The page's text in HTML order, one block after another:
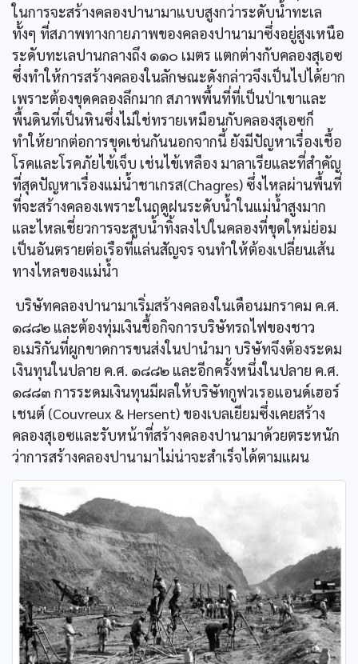
ในการจะสร้างคลองปานามาแบบสูงกว่าระดับนํ้าทะเล
ทั้งๆ ที่สภาพทางกายภาพของคลองปานามาซึ่งอยู่สูงเหนือ
ระดับทะเลปานกลางถึง ๑๑๐ เมตร แตกต่างกับคลองสุเอซ
ซึ่งทำให้การสร้างคลองในลักษณะดังกล่าวจึงเป็นไปได้ยาก
เพราะต้องขุดคลองลึกมาก สภาพพื้นที่ที่เป็นป่าเขาและ
พื้นดินที่เป็นหินซึ่งไม่ใช่ทรายเหมือนกับคลองสุเอซก็
ทำให้ยากต่อการขุดเช่นกันนอกจากนี้ ยังมีปัญหาเรื่องเชื้อ
โรคและโรคภัยไข้เจ็บ เช่นไข้เหลือง มาลาเรียและที่สำคัญ
ที่สุดปัญหาเรื่องแม่น้ำชาเกรส(Chagres) ซึ่งไหลผ่านพื้นที่
ที่จะสร้างคลองเพราะในฤดูฝนระดับน้ำในแม่นํ้าสูงมาก
และไหลเชี่ยวการจะสูบนํ้าทิ้งลงไปในคลองที่ขุดใหม่ย่อม
เป็นอันตรายต่อเรือที่แล่นสัญจร จนทำให้ต้องเปลี่ยนเส้น
ทางไหลของแม่นํ้า
บริษัทคลองปานามาเริ่มสร้างคลองในเดือนมกราคม ค.ศ.
๑๘๘๒ และต้องทุ่มเงินชื้อกิจการบริษัทรถไฟของชาว
อเมริกันที่ผูกขาดการขนส่งในปานำมา บริษัทจึงต้องระดม
เงินทุนในปลาย ค.ศ. ๑๘๘๒ และอีกครั้งหนึ่งในปลาย ค.ศ.
๑๘๘๓ การระดมเงินทุนมีผลให้บริษัทกูฟวเรอแอนด์เฮอร์
เชนต์ (Couvreux & Hersent) ของเบลเยียมซึ่งเคยสร้าง
คลองสุเอซและรับหน้าที่สร้างคลองปานามาด้วยตระหนัก
ว่าการสร้างคลองปานามาไม่น่าจะสำเร็จได้ตามแผน